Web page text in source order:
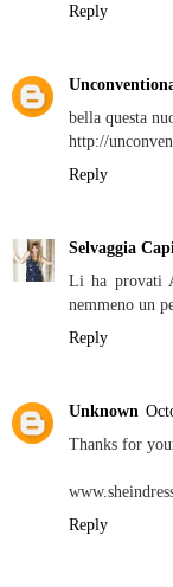
Reply
bella questa
http://
Reply
Selvaggia
Li ha provati
nemmeno un
Reply
Unknown
Thanks for
Reply